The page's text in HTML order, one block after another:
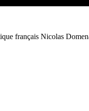
français Nicolas